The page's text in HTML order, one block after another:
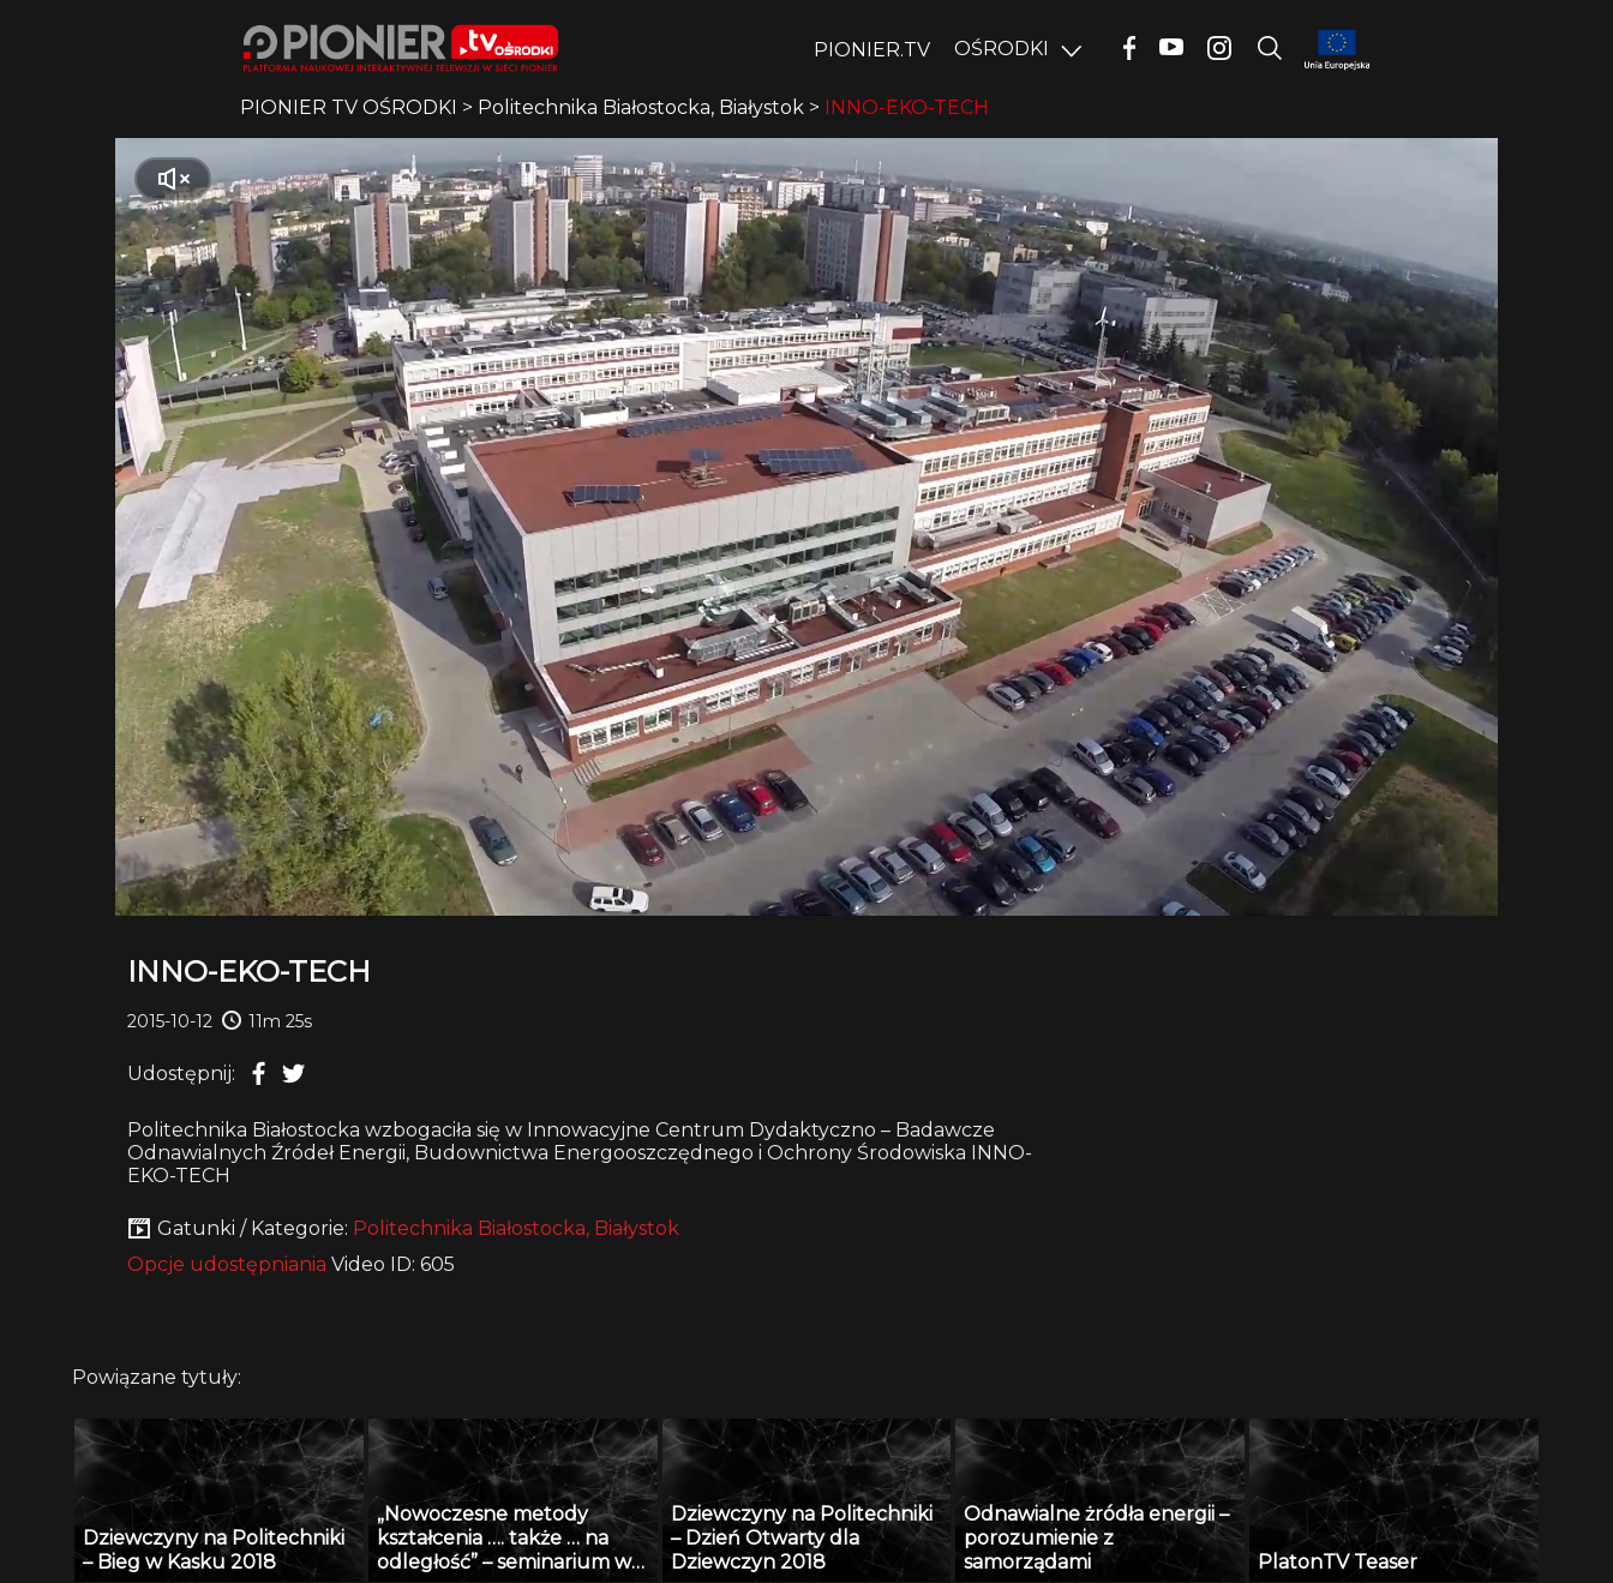
PIONIER.TV OŚRODKI
PIONIER TV OŚRODKI > Politechnika Białostocka, Białystok > INNO-EKO-TECH
INNO-EKO-TECH
2015-10-12 11m 25s
Udostępnij:
Politechnika Białostocka wzbogaciła się w Innowacyjne Centrum Dydaktyczno – Badawcze
Odnawialnych Źródeł Energii, Budownictwa Energooszczędnego i Ochrony Środowiska INNO-
EKO-TECH
Gatunki / Kategorie: Politechnika Białostocka, Białystok
Opcje udostępniania Video ID: 605
Powiązane tytuły:
Dziewczyny na Politechniki
– Bieg w Kasku 2018
„Nowoczesne metody
kształcenia …. także … na
odległość” – seminarium w
Dziewczyny na Politechniki
– Dzień Otwarty dla
Dziewczyn 2018
Odnawialne żródła energii –
porozumienie z
samorządami
PlatonTV Teaser